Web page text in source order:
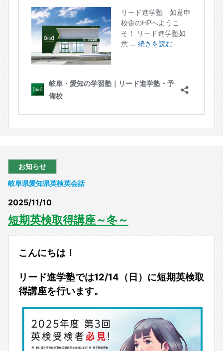
お知らせ
岐阜県愛知県英検英会話
2025/11/10
短期英検取得講座～冬～
こんにちは！
リード進学塾では12/14（日）に短期英検取
得講座を行います。